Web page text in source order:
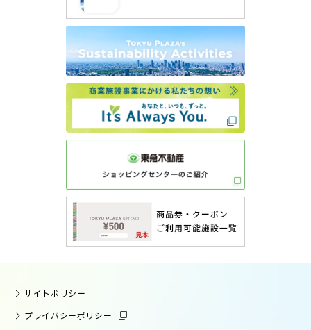
サイトポリシー
プライバシーポリシー